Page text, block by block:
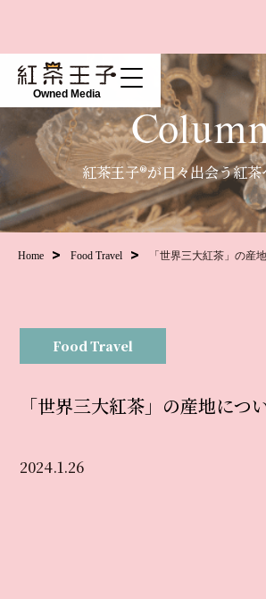
Owned Media
紅茶王子®が日々出会う紅茶
Home Food Travel 「世界三大紅茶」の産
Food Travel
「世界三大紅茶」の産地につ
2024.1.26